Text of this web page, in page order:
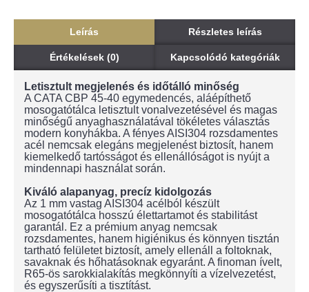
Leírás Részletes leírás
Értékelések (0) Kapcsolódó kategóriák
Letisztult megjelenés és időtálló minőség
A CATA CBP 45-40 egymedencés, aláépíthető
mosogatótálca letisztult vonalvezetésével és magas
minőségű anyaghasználatával tökéletes választás
modern konyhákba. A fényes AISI304 rozsdamentes
acél nemcsak elegáns megjelenést biztosít, hanem
kiemelkedő tartósságot és ellenállóságot is nyújt a
mindennapi használat során.
Kiváló alapanyag, precíz kidolgozás
Az 1 mm vastag AISI304 acélból készült
mosogatótálca hosszú élettartamot és stabilitást
garantál. Ez a prémium anyag nemcsak
rozsdamentes, hanem higiénikus és könnyen tisztán
tartható felületet biztosít, amely ellenáll a foltoknak,
savaknak és hőhatásoknak egyaránt. A finoman ívelt,
R65-ös sarokkialakítás megkönnyíti a vízelvezetést,
és egyszerűsíti a tisztítást.